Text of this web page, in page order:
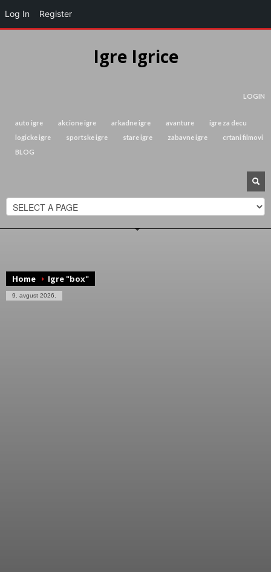
Igre Igrice
LOGIN
auto igre akcione igre arkadne igre avanture
igre za decu
logicke igre
sportske igre stare igre zabavne igre
crtani filmovi
BLOG
Home Igre "box"
9. avgust 2026.
Log In Register